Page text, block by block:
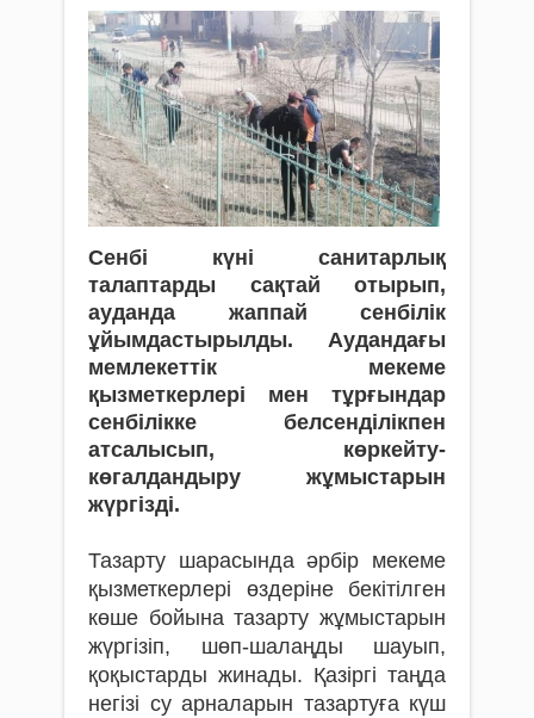
Сенбі күні санитарлық
талаптарды сақтай отырып,
ауданда жаппай сенбілік
ұйымдастырылды. Аудандағы
мемлекеттік мекеме
қызметкерлері мен тұрғындар
сенбілікке белсенділікпен
атсалысып, көркейту-
көгалдандыру жұмыстарын
жүргізді.
Тазарту шарасында әрбір мекеме
қызметкерлері өздеріне бекітілген
көше бойына тазарту жұмыстарын
жүргізіп, шөп-шалаңды шауып,
қоқыстарды жинады. Қазіргі таңда
негізі су арналарын тазартуға күш